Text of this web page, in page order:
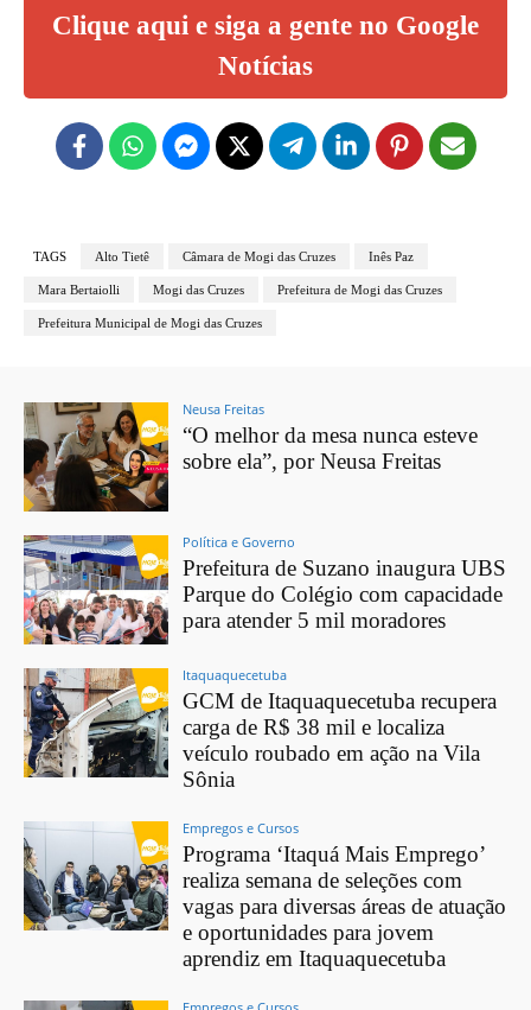
Clique aqui e siga a gente no Google
Notícias
TAGS Alto Tietê Câmara de Mogi das Cruzes Inês Paz
Mara Bertaiolli Mogi das Cruzes Prefeitura de Mogi das Cruzes
Prefeitura Municipal de Mogi das Cruzes
Neusa Freitas
“O melhor da mesa nunca esteve
sobre ela”, por Neusa Freitas
Política e Governo
Prefeitura de Suzano inaugura UBS
Parque do Colégio com capacidade
para atender 5 mil moradores
Itaquaquecetuba
GCM de Itaquaquecetuba recupera
carga de R$ 38 mil e localiza
veículo roubado em ação na Vila
Sônia
Empregos e Cursos
Programa ‘Itaquá Mais Emprego’
realiza semana de seleções com
vagas para diversas áreas de atuação
e oportunidades para jovem
aprendiz em Itaquaquecetuba